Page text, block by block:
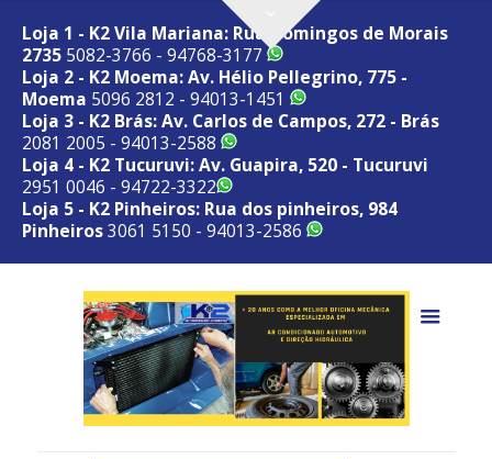
Loja 1 - K2 Vila Mariana: Rua Domingos de Morais
2735 5082-3766 - 94768-3177
Loja 2 - K2 Moema: Av. Hélio Pellegrino, 775 -
Moema 5096 2812 - 94013-1451
Loja 3 - K2 Brás: Av. Carlos de Campos, 272 - Brás
2081 2005 - 94013-2588
Loja 4 - K2 Tucuruvi: Av. Guapira, 520 - Tucuruvi
2951 0046 - 94722-3322
Loja 5 - K2 Pinheiros: Rua dos pinheiros, 984
Pinheiros3061 5150 - 94013-2586